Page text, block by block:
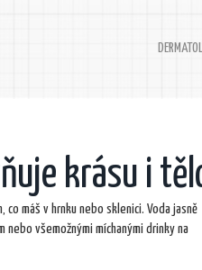
krásu i
máš v hrnku nebo sklenici. Voda jasně
všemožnými míchanými drinky na